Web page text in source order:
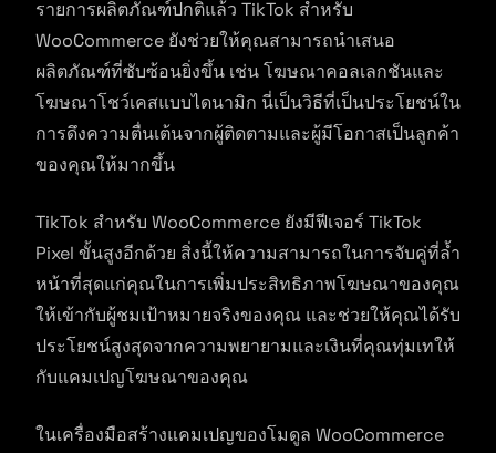
รายการผลิตภัณฑ์ปกติแล้ว TikTok สำหรับ
WooCommerce ยังช่วยให้คุณสามารถนำเสนอ
ผลิตภัณฑ์ที่ซับซ้อนยิ่งขึ้น เช่น โฆษณาคอลเลกชันและ
โฆษณาโชว์เคสแบบไดนามิก นี่เป็นวิธีที่เป็นประโยชน์ใน
การดึงความตื่นเต้นจากผู้ติดตามและผู้มีโอกาสเป็นลูกค้า
ของคุณให้มากขึ้น
TikTok สำหรับ WooCommerce ยังมีฟีเจอร์ TikTok
Pixel ขั้นสูงอีกด้วย สิ่งนี้ให้ความสามารถในการจับคู่ที่ล้ำ
หน้าที่สุดแก่คุณในการเพิ่มประสิทธิภาพโฆษณาของคุณ
ให้เข้ากับผู้ชมเป้าหมายจริงของคุณ และช่วยให้คุณได้รับ
ประโยชน์สูงสุดจากความพยายามและเงินที่คุณทุ่มเทให้
กับแคมเปญโฆษณาของคุณ
ในเครื่องมือสร้างแคมเปญของโมดูล WooCommerce